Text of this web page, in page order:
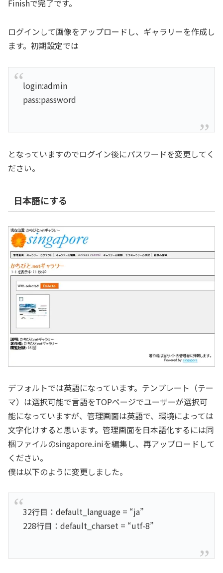
Finishで完了です。
ログインして画像をアップロードし、ギャラリーを作成し
ます。初期設定では
login:admin
pass:password
となっていますのでログイン後にパスワードを変更してく
ださい。
日本語にする
デフォルトでは英語になっています。テンプレート（テー
マ）は選択可能で言語をTOPページでユーザーが選択可
能になっていますが、管理画面は英語で、環境によっては
文字化けすると思います。管理画面を日本語化するには同
梱ファイルのsingapore.iniを編集し、再アップロードして
ください。
僕は以下のように変更しました。
32行目：default_language = “ja”
228行目：default_charset = “utf-8”